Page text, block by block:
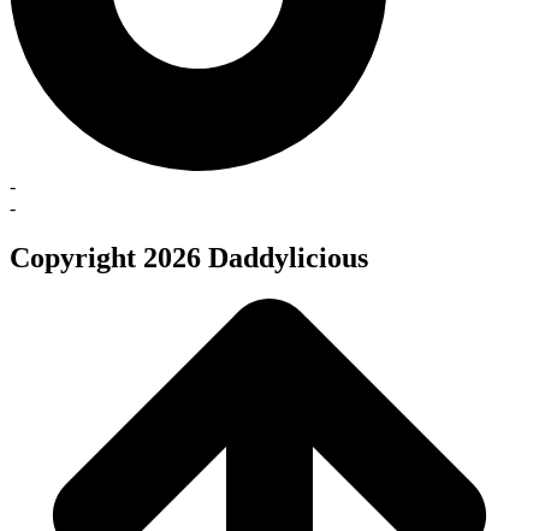
-
-
Copyright 2026 Daddylicious